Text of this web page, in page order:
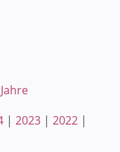
| 2023 | 2022 |